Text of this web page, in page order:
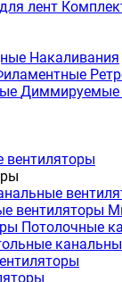
лент
Накаливания
Диммируемые
вентиляторы
вентиляторы
Потолочные